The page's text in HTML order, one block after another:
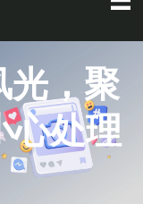
光，聚
心处理